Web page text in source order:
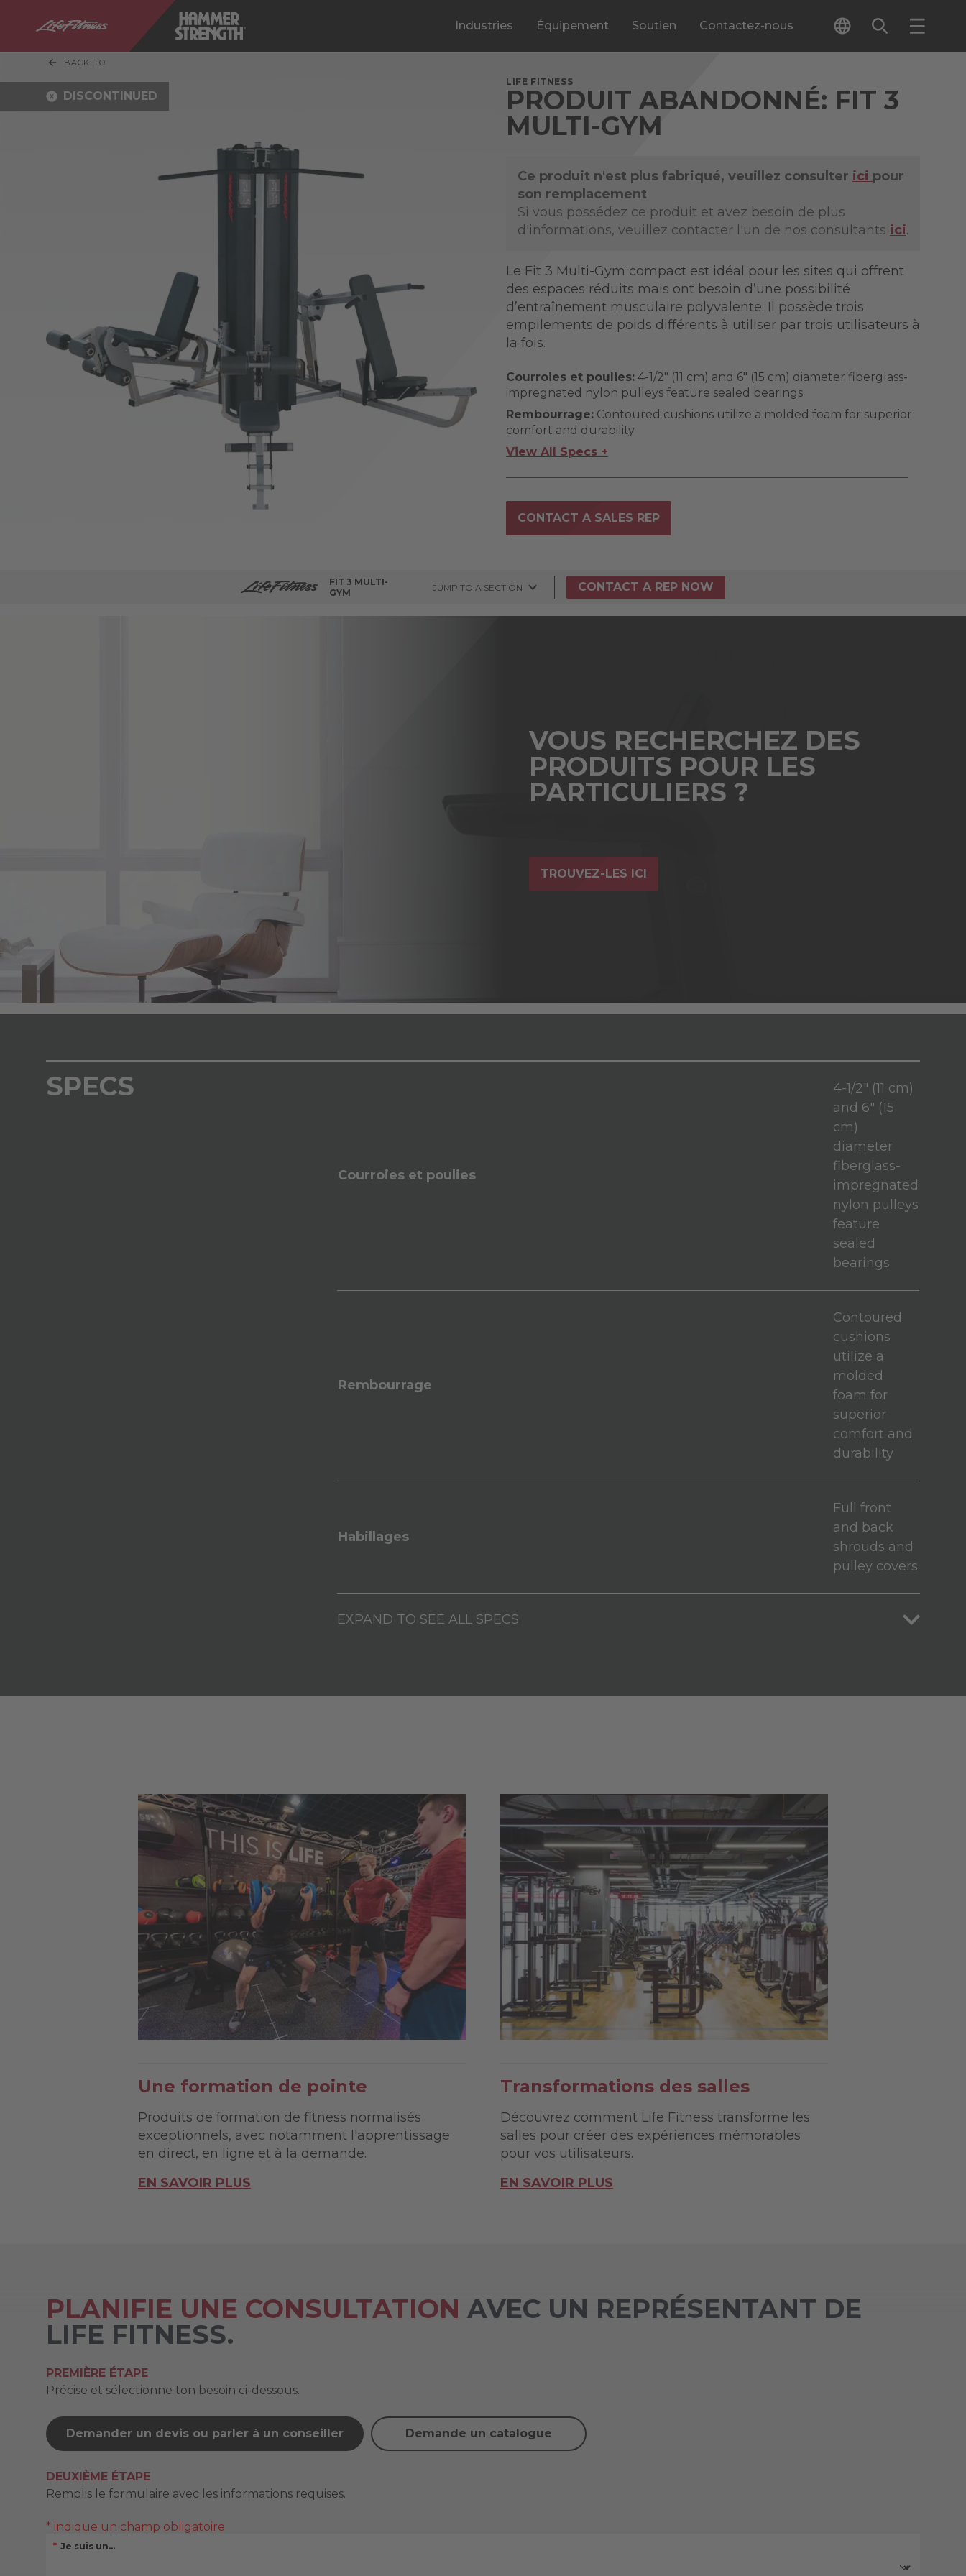
Industries Équipement Soutien Contactez-nous
BACK TO
DISCONTINUED
LIFE FITNESS
PRODUIT ABANDONNÉ: FIT 3
MULTI-GYM
Ce produit n'est plus fabriqué, veuillez consulter ici pour
son remplacement
Si vous possédez ce produit et avez besoin de plus
d'informations, veuillez contacter l'un de nos consultants ici.
Le Fit 3 Multi-Gym compact est idéal pour les sites qui offrent
des espaces réduits mais ont besoin d’une possibilité
d’entraînement musculaire polyvalente. Il possède trois
empilements de poids différents à utiliser par trois utilisateurs à
la fois.
Courroies et poulies: 4-1/2" (11 cm) and 6" (15 cm) diameter fiberglass-
impregnated nylon pulleys feature sealed bearings
Rembourrage: Contoured cushions utilize a molded foam for superior
comfort and durability
View All Specs +
CONTACT A SALES REP
FIT 3 MULTI-
GYM
JUMP TO A SECTION CONTACT A REP NOW
VOUS RECHERCHEZ DES
PRODUITS POUR LES
PARTICULIERS ?
TROUVEZ-LES ICI
SPECS
Courroies et poulies
4-1/2" (11 cm)
and 6" (15
cm)
diameter
fiberglass-
impregnated
nylon pulleys
feature
sealed
bearings
Rembourrage
Contoured
cushions
utilize a
molded
foam for
superior
comfort and
durability
Habillages
Full front
and back
shrouds and
pulley covers
EXPAND TO SEE ALL SPECS
Une formation de pointe
Produits de formation de fitness normalisés
exceptionnels, avec notamment l'apprentissage
en direct, en ligne et à la demande.
EN SAVOIR PLUS
Transformations des salles
Découvrez comment Life Fitness transforme les
salles pour créer des expériences mémorables
pour vos utilisateurs.
EN SAVOIR PLUS
PLANIFIE UNE CONSULTATION AVEC UN REPRÉSENTANT DE
LIFE FITNESS.
PREMIÈRE ÉTAPE
Précise et sélectionne ton besoin ci-dessous.
Demander un devis ou parler à un conseiller Demande un catalogue
DEUXIÈME ÉTAPE
Remplis le formulaire avec les informations requises.